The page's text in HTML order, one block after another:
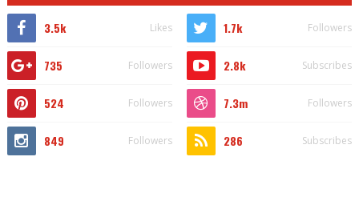
3.5k Likes 1.7k Followers
735 Followers 2.8k Subscribes
524 Followers 7.3m Followers
849 Followers 286 Subscribes